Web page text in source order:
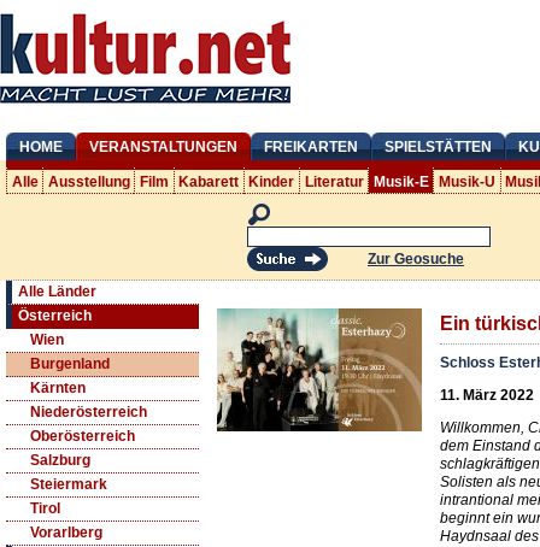
HOME VERANSTALTUNGEN FREIKARTEN SPIELSTÄTTEN
Alle Ausstellung Film Kabarett Kinder Literatur Musik-E Musik-U
Zur Geosuche
Alle Länder
Österreich
Wien
Burgenland
Kärnten
Niederösterreich
Oberösterreich
Salzburg
Steiermark
Tirol
Vorarlberg
Ein
Schloss
11. März 2022
Willkommen,
dem Einstand
Solisten als
intrantional
beginnt ein
Haydnsaal